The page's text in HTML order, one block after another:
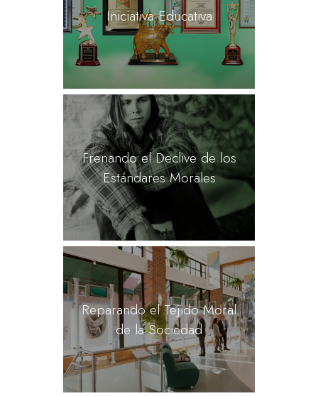
Iniciativa Educativa
Frenando el Declive de los
Estándares Morales
Reparando el Tejido Moral
de la Sociedad